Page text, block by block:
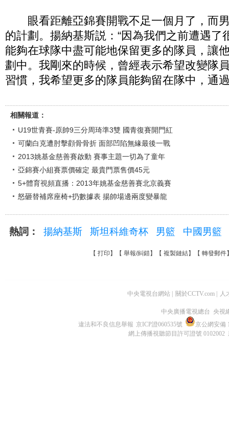
眼看距離亞錦賽開戰不足一個月了，而
的計劃。揚納基斯説：“因為我們之前遭遇了
能夠在球隊中盡可能地保留更多的隊員，讓
劃中。我剛來的時候，曾經表示希望改變隊
習慣，我希望更多的隊員能夠留在隊中，通
相關報道：
U19世青賽-原帥9三分周琦準3雙 國青復賽開門紅
可蘭白克遭肘擊顴骨骨折 面部凹陷無緣最後一戰
2013姚基金慈善賽啟動 賽事主題一切為了童年
亞錦賽小組賽票價確定 最貴門票售價45元
5+體育視頻直播：2013年姚基金慈善賽北京義賽
怒砸替補席座椅+扔數據表 揚帥場邊兩度變暴龍
熱詞： 揚納基斯 斯坦科維奇杯 男籃 中國男籃
【 打印 】【 舉報/糾錯】【 複製鏈結】【 轉發郵件
中央電視台網站 關於CCTV.com 人
中央廣播電視總台 央視
違法和不良信息舉報 京ICP證060535號
京公網安備
網上傳播視聽節目許可證號 0102002